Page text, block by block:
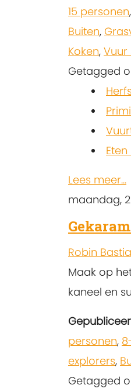
15 personen,
Buiten,
Koken, Vuur
Getagged
Lees meer...
maandag,
Robin
Maak op
kaneel en
personen,
explorers,
Getagged